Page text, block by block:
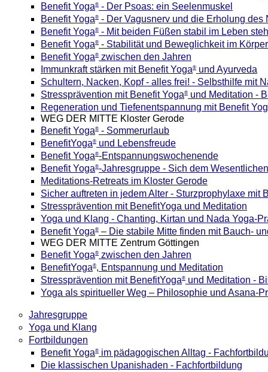
Benefit Yoga® - Der Psoas: ein Seelenmuskel
Benefit Yoga® - Der Vagusnerv und die Erholung des
Benefit Yoga® - Mit beiden Füßen stabil im Leben
Benefit Yoga® - Stabilität und Beweglichkeit im Körper
Benefit Yoga® zwischen den Jahren
Immunkraft stärken mit Benefit Yoga® und Ayurveda
Schultern, Nacken, Kopf - alles frei! - Selbsthilfe mit
Stressprävention mit Benefit Yoga® und Meditation -
Regeneration und Tiefenentspannung mit Benefit
WEG DER MITTE Kloster Gerode
Benefit Yoga® - Sommerurlaub
BenefitYoga® und Lebensfreude
Benefit Yoga®-Entspannungswochenende
Benefit Yoga®-Jahresgruppe - Sich dem
Meditations-Retreats im Kloster Gerode
Sicher auftreten in jedem Alter - Sturzprophylaxe mit
Stressprävention mit BenefitYoga und Meditation
Yoga und Klang - Chanting, Kirtan und Nada Yoga-
Benefit Yoga® – Die stabile Mitte finden mit Bauch-
WEG DER MITTE Zentrum Göttingen
Benefit Yoga® zwischen den Jahren
BenefitYoga®, Entspannung und Meditation
Stressprävention mit BenefitYoga® und Meditation -
Yoga als spiritueller Weg – Philosophie und Asana-
Jahresgruppe
Yoga und Klang
Fortbildungen
Benefit Yoga® im pädagogischen Alltag -
Die klassischen Upanishaden - Fachfortbildung